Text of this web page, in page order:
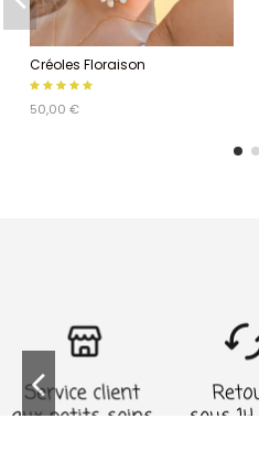
Créoles Floraison
50,00 €